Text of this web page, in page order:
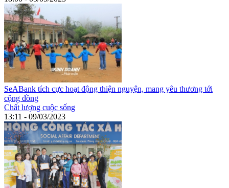
SeABank tích cực hoạt động thiện nguyện, mang yêu thương tới
cộng đồng
Chất lượng cuộc sống
13:11 - 09/03/2023